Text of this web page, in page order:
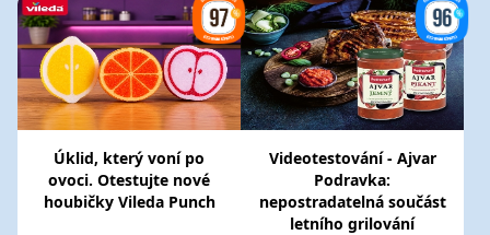
Úklid, který voní po
ovoci. Otestujte nové
houbičky Vileda Punch
Videotestování - Ajvar
Podravka:
nepostradatelná součást
letního grilování